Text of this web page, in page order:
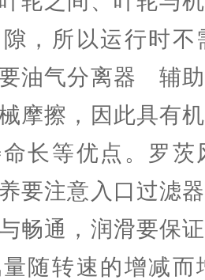
，所以运行时不
油气分离器 辅
摩擦，因此具有
长等优点。罗
要注意入口过滤
畅通，润滑要保
随转速的增减